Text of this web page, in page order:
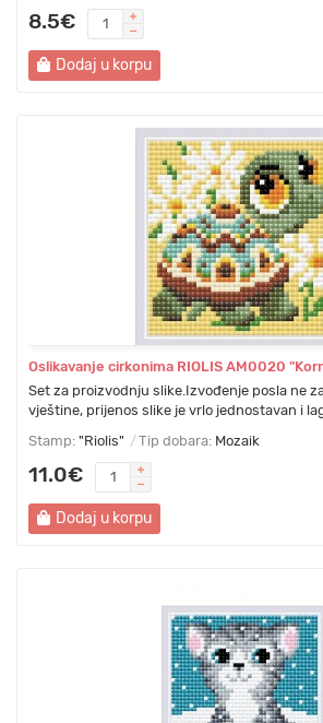
8.5€
Dodaj u korpu
Oslikavanje cirkonima RIOLIS AM0020
Set za proizvodnju slike.Izvođenje posla ne
vještine, prijenos slike je vrlo jednostavan i
Stamp: "Riolis" Tip dobara: Mozaik
11.0€
Dodaj u korpu